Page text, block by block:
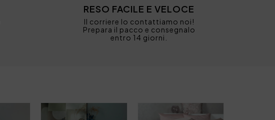
RESO FACILE E VELOCE
Il corriere lo contattiamo noi!
Prepara il pacco e consegnalo
entro 14 giorni.